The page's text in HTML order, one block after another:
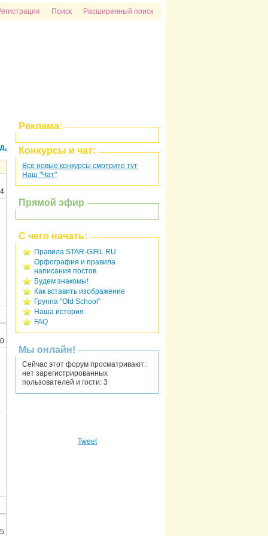
Поиск Расширенный поиск
Реклама:
Конкурсы и чат:
Все новые конкурсы смотрите тут
Наш "Чат"
Прямой эфир
С чего начать:
Правила STAR-GIRL.RU
Орфография и правила
написания постов
Будем знакомы!
Как вставить изображение
Группа "Old School"
Наша история
FAQ
Мы онлайн!
Сейчас этот форум просматривают:
нет зарегистрированных
пользователей и гости: 3
Tweet